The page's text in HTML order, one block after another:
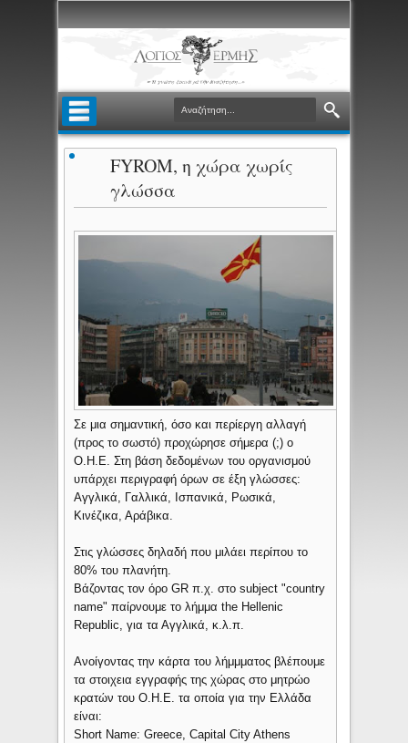
FYROM, η χώρα χωρίς
γλώσσα
Σε μια σημαντική, όσο και περίεργη αλλαγή
(προς το σωστό) προχώρησε σήμερα (;) ο
Ο.Η.Ε. Στη βάση δεδομένων του οργανισμού
υπάρχει περιγραφή όρων σε έξη γλώσσες:
Αγγλικά, Γαλλικά, Ισπανικά, Ρωσικά,
Κινέζικα, Αράβικα.
Στις γλώσσες δηλαδή που μιλάει περίπου το
80% του πλανήτη.
Βάζοντας τον όρο GR π.χ. στο subject "country
name" παίρνουμε το λήμμα the Hellenic
Republic, για τα Αγγλικά, κ.λ.π.
Ανοίγοντας την κάρτα του λήμμματος βλέπουμε
τα στοιχεια εγγραφής της χώρας στο μητρώο
κρατών του Ο.Η.Ε. τα οποία για την Ελλάδα
είναι:
Short Name: Greece, Capital City Athens